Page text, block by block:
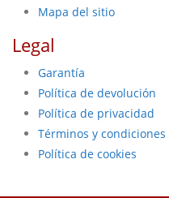
Mapa del sitio
Legal
Garantía
Política de devolución
Política de privacidad
Términos y condiciones
Política de cookies